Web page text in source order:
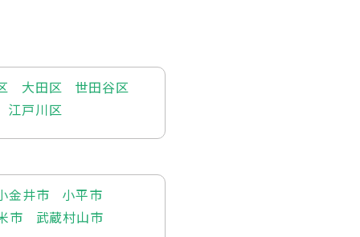
大田区
世田谷区
江戸川区
金井市
小平市
市
武蔵村山市